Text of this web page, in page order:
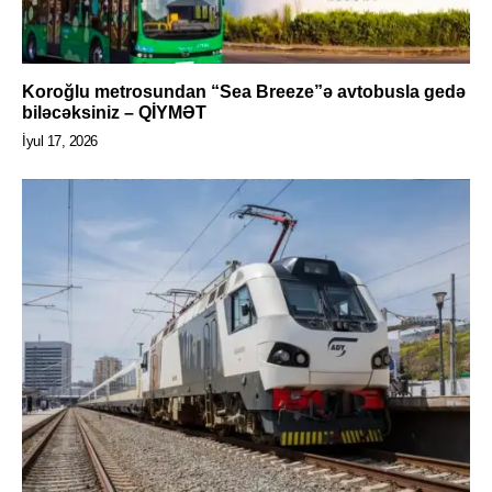
Koroğlu metrosundan “Sea Breeze”ə avtobusla gedə
biləcəksiniz – QİYMƏT
İyul 17, 2026